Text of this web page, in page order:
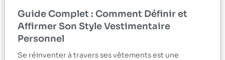
Guide Complet : Comment Définir et
Affirmer Son Style Vestimentaire
Personnel
Se réinventer à travers ses vêtements est une